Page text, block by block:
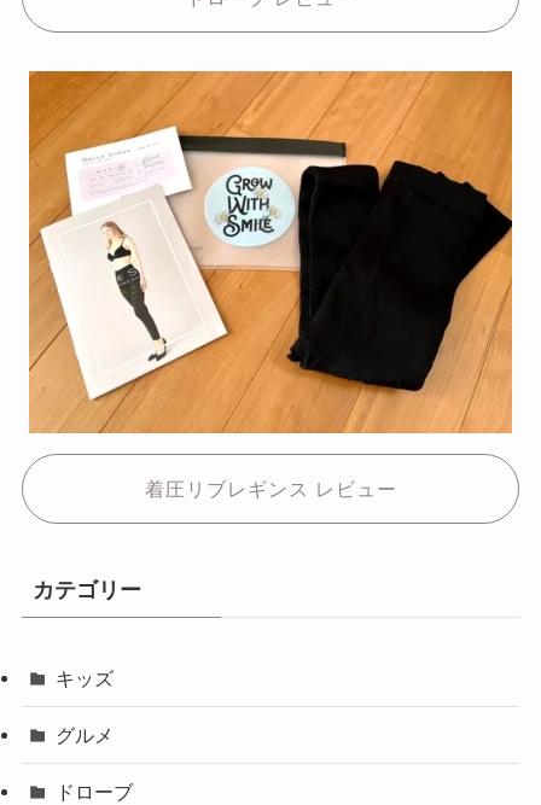
着圧リブレギンス レビュー
カテゴリー
キッズ
グルメ
ドローブ